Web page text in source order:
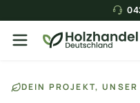
DEIN PROJEKT, UNSER